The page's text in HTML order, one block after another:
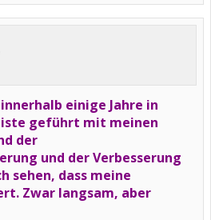
einige Jahre in
geführt mit meinen
der
und der Verbesserung
sehen, dass meine
Zwar langsam, aber